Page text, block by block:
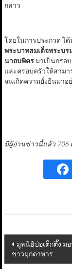
กล่าว
โดยในการประกวด ไ
พระบาทสมเด็จพระบ
นาถบพิตรมาเป็นกรอ
และครอบครัวให้สาม
จนเกิดความยั่งยืนมาอ
มีผู้อ่านข่าวนี้แล้ว 706
Post
navigation
มูลนิธิป่อเต็กตึ๊ง ม
ชาวมุกดาหาร